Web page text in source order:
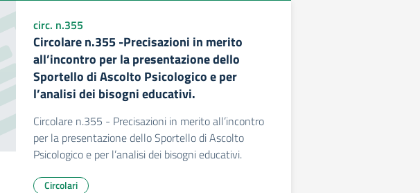
circ. n.355
Circolare n.355 -Precisazioni in merito
all’incontro per la presentazione dello
Sportello di Ascolto Psicologico e per
l’analisi dei bisogni educativi.
Circolare n.355 - Precisazioni in merito all’incontro
per la presentazione dello Sportello di Ascolto
Psicologico e per l’analisi dei bisogni educativi.
Circolari